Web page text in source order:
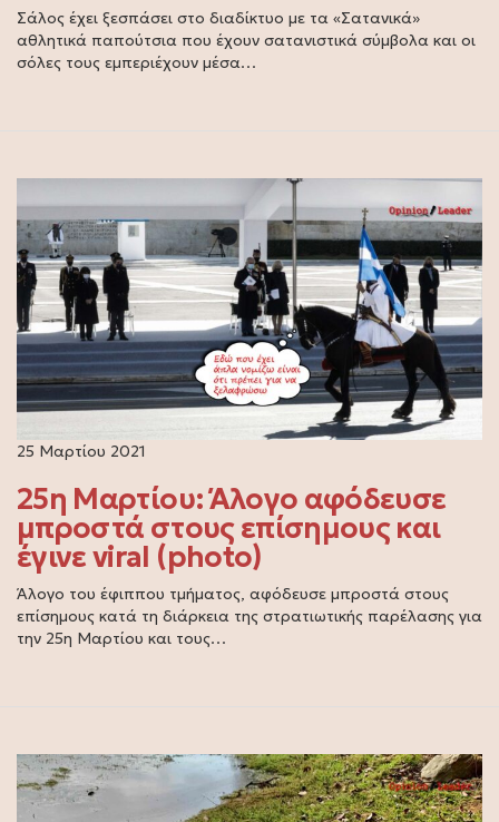
Σάλος έχει ξεσπάσει στο διαδίκτυο με τα «Σατανικά»
αθλητικά παπούτσια που έχουν σατανιστικά σύμβολα και οι
σόλες τους εμπεριέχουν μέσα…
25 Μαρτίου 2021
25η Μαρτίου: Άλογο αφόδευσε
μπροστά στους επίσημους και
έγινε viral (photo)
Άλογο του έφιππου τμήματος, αφόδευσε μπροστά στους
επίσημους κατά τη διάρκεια της στρατιωτικής παρέλασης για
την 25η Μαρτίου και τους…